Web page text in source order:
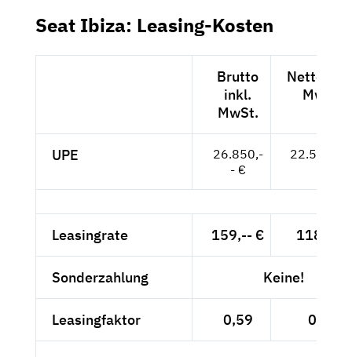
Seat Ibiza: Leasing-Kosten
Brutto
inkl.
MwSt.
Netto
MwSt.
UPE
26.850,-
- €
22.563,--
Leasingrate 159,-- € 118,-- €
Sonderzahlung Keine!
Leasingfaktor 0,59 0,52